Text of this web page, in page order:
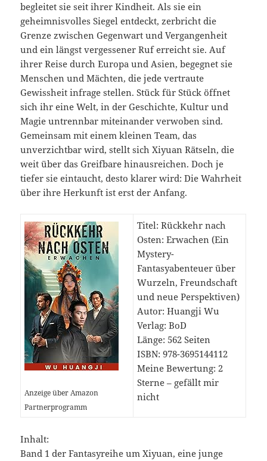
begleitet sie seit ihrer Kindheit. Als sie ein
geheimnisvolles Siegel entdeckt, zerbricht die
Grenze zwischen Gegenwart und Vergangenheit
und ein längst vergessener Ruf erreicht sie. Auf
ihrer Reise durch Europa und Asien, begegnet sie
Menschen und Mächten, die jede vertraute
Gewissheit infrage stellen. Stück für Stück öffnet
sich ihr eine Welt, in der Geschichte, Kultur und
Magie untrennbar miteinander verwoben sind.
Gemeinsam mit einem kleinen Team, das
unverzichtbar wird, stellt sich Xiyuan Rätseln, die
weit über das Greifbare hinausreichen. Doch je
tiefer sie eintaucht, desto klarer wird: Die Wahrheit
über ihre Herkunft ist erst der Anfang.
Anzeige über Amazon
Partnerprogramm
Titel: Rückkehr nach
Osten: Erwachen (Ein
Mystery-
Fantasyabenteuer über
Wurzeln, Freundschaft
und neue Perspektiven)
Autor: Huangji Wu
Verlag: BoD
Länge: 562 Seiten
ISBN: ‎978-3695144112
Meine Bewertung: 2
Sterne – gefällt mir
nicht
Inhalt:
Band 1 der Fantasyreihe um Xiyuan, eine junge